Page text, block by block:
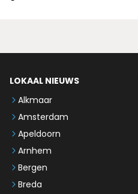
LOKAAL NIEUWS
Alkmaar
Amsterdam
Apeldoorn
Arnhem
Bergen
Breda